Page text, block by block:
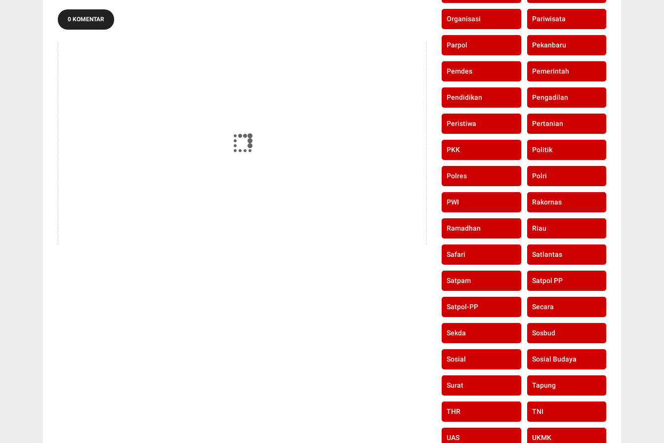
0 KOMENTAR Organisasi Pariwisata
Parpol Pekanbaru
Pemdes Pemerintah
Pendidikan Pengadilan
Peristiwa Pertanian
PKK Politik
Polres Polri
PWI Rakornas
Ramadhan Riau
Safari Satlantas
Satpam Satpol PP
Satpol-PP Secara
Sekda Sosbud
Sosial Sosial Budaya
Surat Tapung
THR TNI
UAS UKMK